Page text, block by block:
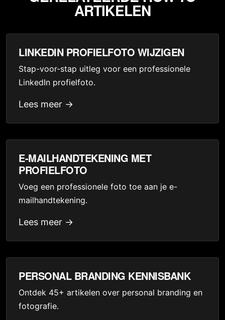
ARTIKELEN
LINKEDIN PROFIELFOTO WIJZIGEN
Stap-voor-stap uitleg voor een professionele
LinkedIn profielfoto.
Lees meer →
E-MAILHANDTEKENING MET
PROFIELFOTO
Voeg een professionele foto toe aan je e-
mailhandtekening.
Lees meer →
PERSONAL BRANDING KENNISBANK
Ontdek 45+ artikelen over personal branding en
fotografie.